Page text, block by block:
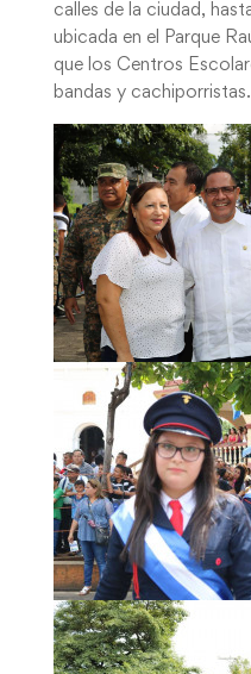
calles de la ciudad,
ubicada en el Parque
que los Centros
bandas y cachiporristas.